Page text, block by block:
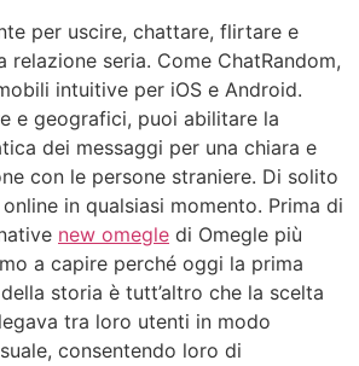
per uscire, chattare, flirtare e
relazione seria. Come ChatRandom,
intuitive per iOS e Android.
e geografici, puoi abilitare la
dei messaggi per una chiara e
con le persone straniere. Di solito
in qualsiasi momento. Prima di
new omegle di Omegle più
a capire perché oggi la prima
storia è tutt’altro che la scelta
tra loro utenti in modo
consentendo loro di